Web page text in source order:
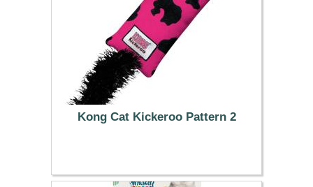
Kong Cat Kickeroo Pattern 2
8.99 €